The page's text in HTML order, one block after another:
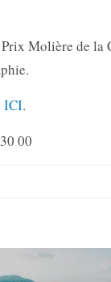
Molière de
ICI.
00